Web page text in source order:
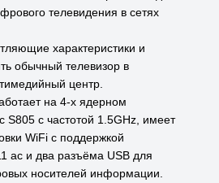
телевидения в сетях
характеристики и
обычный телевизор в
центр.
на 4-х ядерном
S805 с частотой 1.5GHz, имеет
WiFi с поддержкой
ac и два разъёма USB для
носителей информации.